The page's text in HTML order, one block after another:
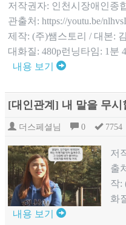
저작권자: 인천시장애인종
관출처: https://youtu.be/
제작: (주)쌤스토리 / 대본:
대화질: 480p런닝타임: 1분
내용 보기
[대인관계] 내 말을 무시
더스페셜님 0 7754
저
출
작:
화
내용 보기